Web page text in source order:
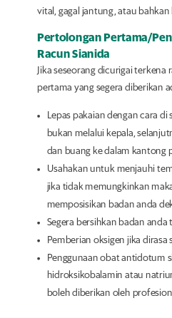
vital, gagal jantung, atau bahkan
Pertolongan Pertama/
Racun Sianida
Jika seseorang dicurigai
pertama yang segera diberikan
Lepas pakaian dengan cara
bukan melalui kepala,
dan buang ke dalam kantong
Usahakan untuk menjauhi
jika tidak memungkinkan
memposisikan badan anda
Segera bersihkan badan anda
Pemberian oksigen jika dirasa
Penggunaan obat antidotum
hidroksikobalamin atau
boleh diberikan oleh